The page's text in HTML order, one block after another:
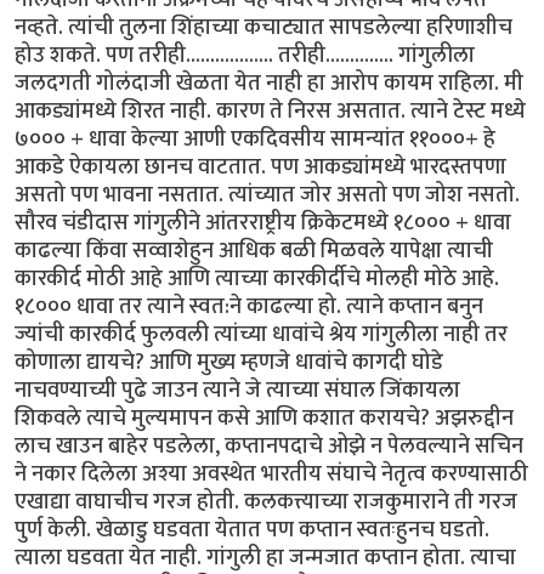
नव्हते. त्यांची तुलना शिंहाच्या कचाट्यात सापडलेल्या हरिणाशीच
होउ शकते. पण तरीही.................. तरीही.............. गांगुलीला
जलदगती गोलंदाजी खेळता येत नाही हा आरोप कायम राहिला. मी
आकड्यांमध्ये शिरत नाही. कारण ते निरस असतात. त्याने टेस्ट मध्ये
७००० + धावा केल्या आणी एकदिवसीय सामन्यांत ११०००+ हे
आकडे ऐकायला छानच वाटतात. पण आकड्यांमध्ये भारदस्तपणा
असतो पण भावना नसतात. त्यांच्यात जोर असतो पण जोश नसतो.
सौरव चंडीदास गांगुलीने आंतरराष्ट्रीय क्रिकेटमध्ये १८००० + धावा
काढल्या किंवा सव्वाशेहुन आधिक बळी मिळवले यापेक्षा त्याची
कारकीर्द मोठी आहे आणि त्याच्या कारकीर्दीचे मोलही मोठे आहे.
१८००० धावा तर त्याने स्वत:ने काढल्या हो. त्याने कप्तान बनुन
ज्यांची कारकीर्द फुलवली त्यांच्या धावांचे श्रेय गांगुलीला नाही तर
कोणाला द्यायचे? आणि मुख्य म्हणजे धावांचे कागदी घोडे
नाचवण्याच्यी पुढे जाउन त्याने जे त्याच्या संघाल जिंकायला
शिकवले त्याचे मुल्यमापन कसे आणि कशात करायचे? अझरुद्दीन
लाच खाउन बाहेर पडलेला, कप्तानपदाचे ओझे न पेलवल्याने सचिन
ने नकार दिलेला अश्या अवस्थेत भारतीय संघाचे नेतृत्व करण्यासाठी
एखाद्या वाघाचीच गरज होती. कलकत्त्याच्या राजकुमाराने ती गरज
पुर्ण केली. खेळाडु घडवता येतात पण कप्तान स्वतःहुनच घडतो.
त्याला घडवता येत नाही. गांगुली हा जन्मजात कप्तान होता. त्याचा